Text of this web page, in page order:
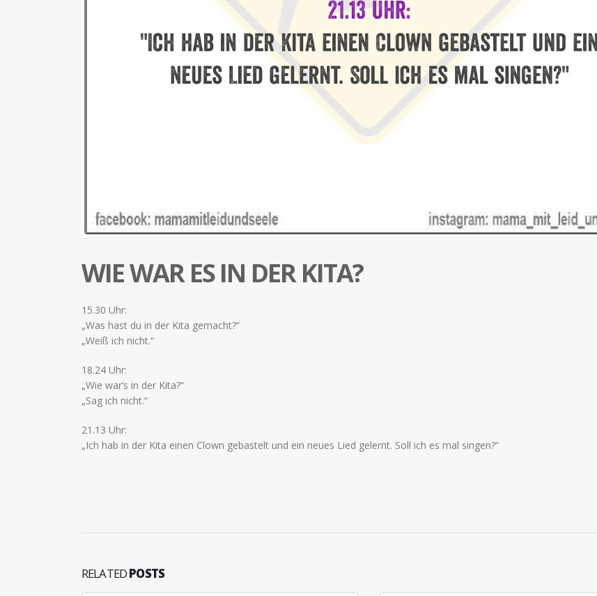
WIE WAR ES IN DER KITA?
15.30 Uhr:
„Was hast du in der Kita gemacht?“
„Weiß ich nicht.“
18.24 Uhr:
„Wie war’s in der Kita?“
„Sag ich nicht.“
21.13 Uhr:
„Ich hab in der Kita einen Clown gebastelt und ein neues Lied gelernt. Soll ich es mal singen?“
RELATEDPOSTS